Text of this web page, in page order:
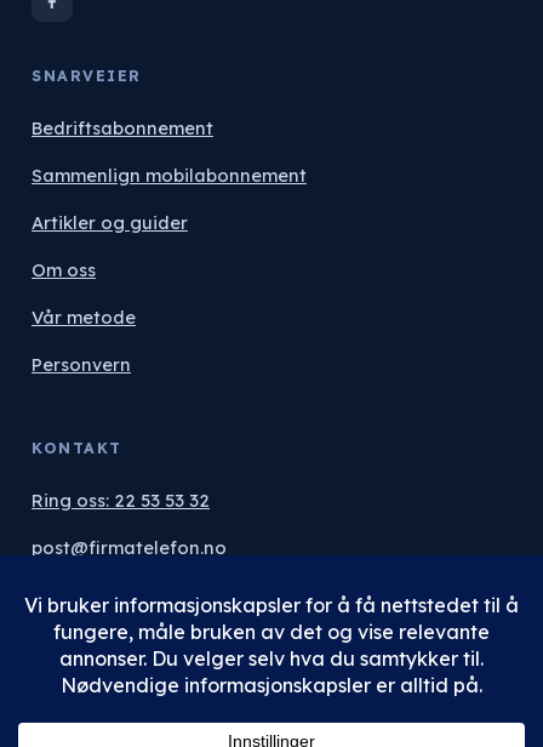
SNARVEIER
Bedriftsabonnement
Sammenlign mobilabonnement
Artikler og guider
Om oss
Vår metode
Personvern
KONTAKT
Ring oss: 22 53 53 32
post@firmatelefon.no
Få uforpliktende tilbud
Norcom Group AS · Org.nr 936 052 363 ·